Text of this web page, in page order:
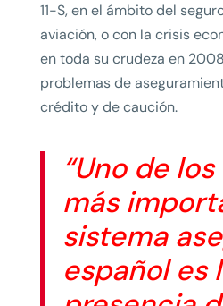
11-S, en el ámbito del
aviación, o con la crisis
en toda su crudeza en
problemas de
crédito y de caución.
“Uno de
más
sistema
español es